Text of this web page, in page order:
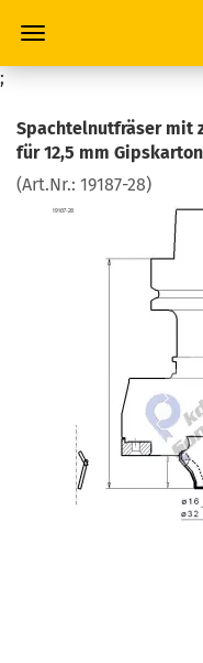
;
Spachtelnutfräser mit
für 12,5 mm
(Art.Nr.: 19187-28)